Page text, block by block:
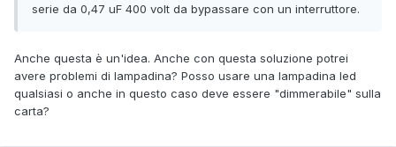
serie da 0,47 uF 400 volt da bypassare con un interruttore.
Anche questa è un'idea. Anche con questa soluzione potrei
avere problemi di lampadina? Posso usare una lampadina led
qualsiasi o anche in questo caso deve essere "dimmerabile" sulla
carta?